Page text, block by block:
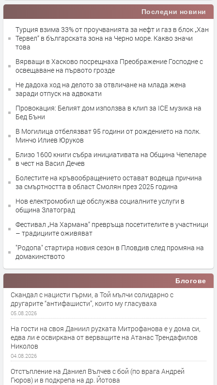
Последни новини
Турция взима 33% от проучванията за нефт и газ в блок „Хан
Тервел“ в българската зона на Черно море. Какво значи
това
Вярващи в Хасково посрещнаха Преображение Господне с
освещаване на първото грозде
Не дадоха ход на делото за отвличане на млада жена
заради отпуск на адвокати
Провокация: Белият дом използва в клип за ICE музика на
Бед Бъни
В Могилица отбелязват 95 години от рождението на полк.
Минчо Илиев Юруков
Близо 1600 книги събра инициативата на Община Чепеларе
в чест на Васил Дечев
Болестите на кръвообращението остават водеща причина
за смъртността в област Смолян през 2025 година
Нов електромобил ще обслужва социалните услуги в
община Златоград
Фестивал „На Хармана“ превръща посетителите в участници
– традициите оживяват
"Родопа" стартира новия сезон в Пловдив след промяна на
домакинството
Блогове
Скандал с нацисти гърми, а Той мълчи солидарно с
другарите “антифашисти”, които му гласуваха
05.08.2026
На гости на своя Даниил руzката Митрофанова е у дома си,
едва ли е освиркана от верващите на Атанас Трендафилов
Николов
04.08.2026
Отстъпление на Даниел Вълчев с бой (по врага Андрей
Гюров) и в подкрепа на др. Йотова